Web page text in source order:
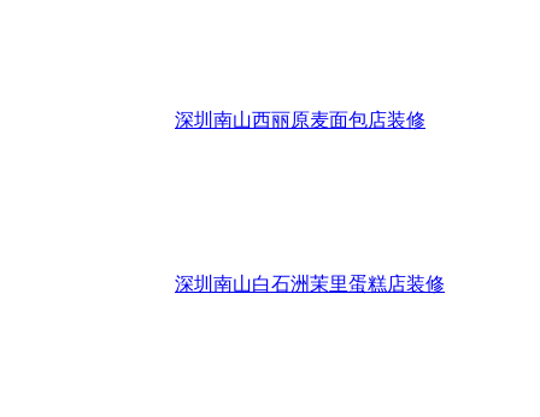
深圳南山西丽原麦面包店装修
深圳南山白石洲茉里蛋糕店装修